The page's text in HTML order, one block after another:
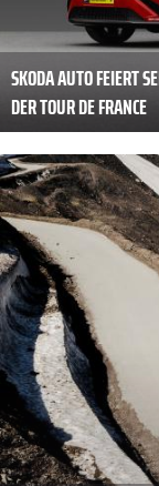
SKODA AUTO FEIERT
DER TOUR DE FRANCE